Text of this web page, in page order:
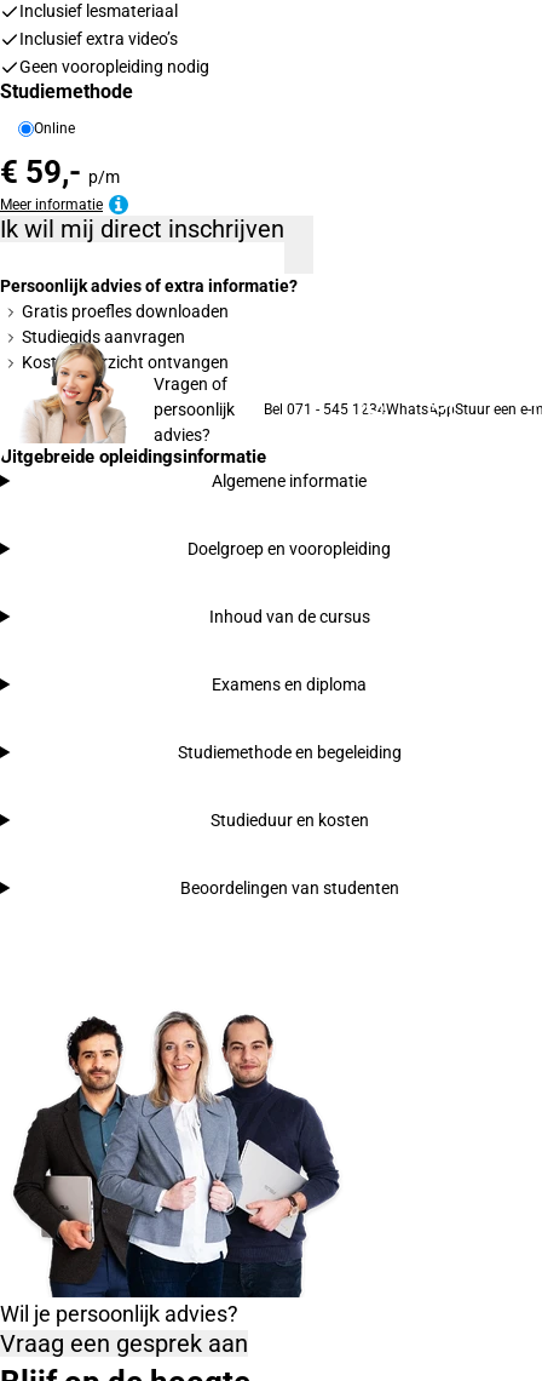
Inclusief lesmateriaal
Inclusief extra video’s
Geen vooropleiding nodig
Studiemethode
Online
€ 59,- p/m
Meer informatie
Ik wil mij direct inschrijven
Persoonlijk advies of extra informatie?
Gratis proefles downloaden
Studiegids aanvragen
Kostenoverzicht ontvangen
Vragen of
persoonlijk
advies?
Bel 071 - 545 1234WhatsAppStuur een e-
Uitgebreide opleidingsinformatie
Algemene informatie
Doelgroep en vooropleiding
Inhoud van de cursus
Examens en diploma
Studiemethode en begeleiding
Studieduur en kosten
Beoordelingen van studenten
Wil je persoonlijk advies?
Vraag een gesprek aan